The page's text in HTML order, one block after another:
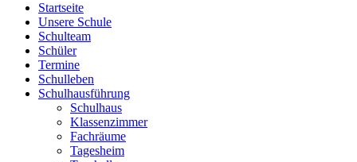
Startseite
Unsere Schule
Schulteam
Schüler
Termine
Schulleben
Schulhausführung
Schulhaus
Klassenzimmer
Fachräume
Tagesheim